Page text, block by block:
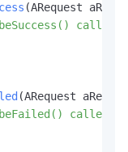
(ARequest
called
(ARequest
called